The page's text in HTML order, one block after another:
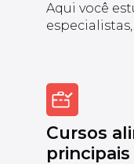
Aqui você
Cursos